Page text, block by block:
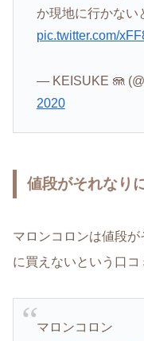
か現地に行かない
pic.twitter.com/
— KEISUKE 🪼
2020
値段がそれなり
マロンコロンは値段
に買えないという口コ
マロンコロン